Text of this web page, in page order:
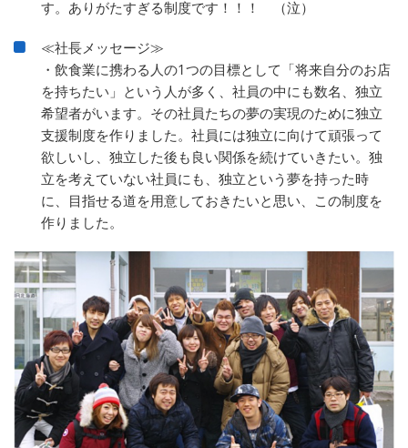
す。ありがたすぎる制度です！！！ （泣）
≪社長メッセージ≫
・飲食業に携わる人の1つの目標として「将来自分のお店
を持ちたい」という人が多く、社員の中にも数名、独立
希望者がいます。その社員たちの夢の実現のために独立
支援制度を作りました。社員には独立に向けて頑張って
欲しいし、独立した後も良い関係を続けていきたい。独
立を考えていない社員にも、独立という夢を持った時
に、目指せる道を用意しておきたいと思い、この制度を
作りました。